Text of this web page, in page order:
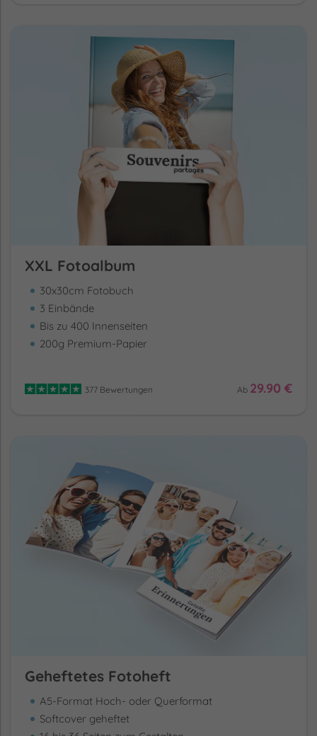
XXL Fotoalbum
30x30cm Fotobuch
3 Einbände
Bis zu 400 Innenseiten
200g Premium-Papier
377 Bewertungen Ab 29.90 €
Geheftetes Fotoheft
A5-Format Hoch- oder Querformat
Softcover geheftet